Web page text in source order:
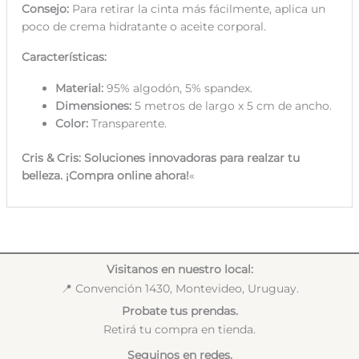
Consejo:Para retirar la cinta más fácilmente, aplica un
poco de crema hidratante o aceite corporal.
Características:
Material:95% algodón, 5% spandex.
Dimensiones:5 metros de largo x 5 cm de ancho.
Color:Transparente.
Cris & Cris: Soluciones innovadoras para realzar tu
belleza. ¡Compra online ahora!«
Visitanos en nuestro local:
📍 Convención 1430, Montevideo, Uruguay.
Probate tus prendas.
Retirá tu compra en tienda.
Seguinos en redes.